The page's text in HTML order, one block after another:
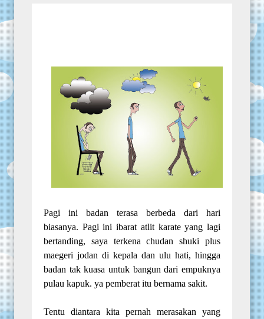
Pagi ini badan terasa berbeda dari hari
biasanya. Pagi ini ibarat atlit karate yang lagi
bertanding, saya terkena chudan shuki plus
maegeri jodan di kepala dan ulu hati, hingga
badan tak kuasa untuk bangun dari empuknya
pulau kapuk. ya pemberat itu bernama sakit.
Tentu diantara kita pernah merasakan yang